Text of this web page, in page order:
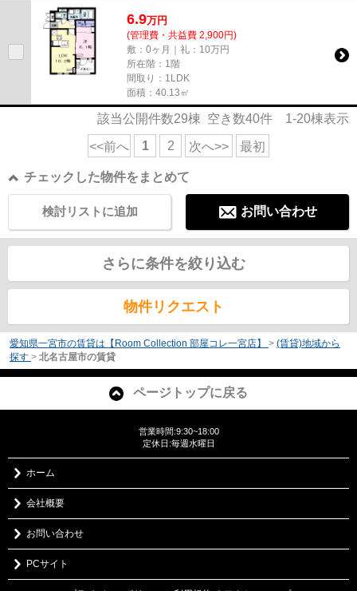
6.9万円
(管理費・共益費 2,900円)
敷：0ヶ月｜礼：10万円
所在階：1階
間取り：1LDK
面積：40.13㎡
該当公開件数29棟 空き数40件 1-20棟表示
<<前へ 1 2 次へ>> 最初
チェックした物件をまとめて
お問い合わせ
検討リストに追加
さらに条件を絞り込む
物件リクエスト
愛知県一宮市の賃貸は【Room Collection 部屋コレ一宮店】 > (賃貸)地域から
探す > 北名古屋市の賃貸
ページトップに戻る
営業時間:9:30~18:00
定休日:毎週水曜日
ホーム
会社概要
お問い合わせ
PCサイト